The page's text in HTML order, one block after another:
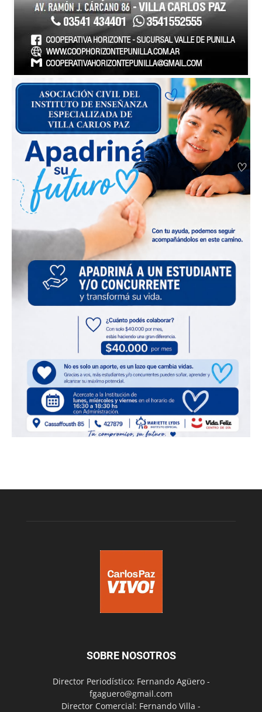
SOBRE NOSOTROS
Director Periodístico: Fernando Agüero -
fgaguero@gmail.com
Director Comercial: Fernando Villa -